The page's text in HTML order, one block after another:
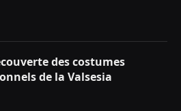
des costumes
de la Valsesia